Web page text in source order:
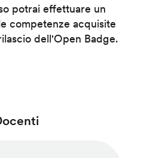
potrai effettuare un
competenze acquisite
dell'Open Badge.